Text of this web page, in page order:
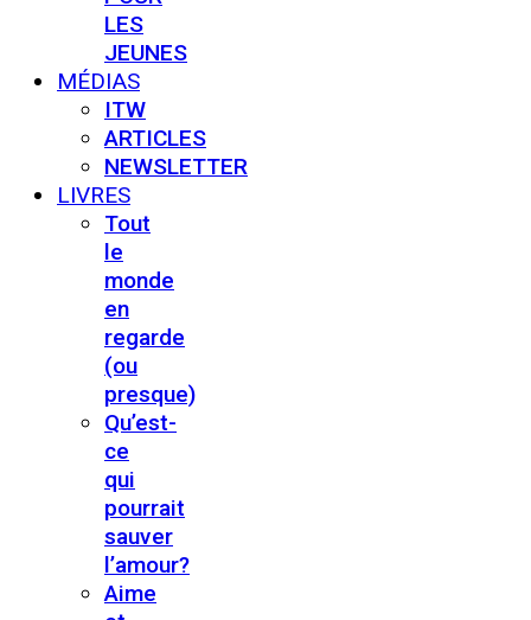
LES
JEUNES
MÉDIAS
ITW
ARTICLES
NEWSLETTER
LIVRES
Tout
le
monde
en
regarde
(ou
presque)
Qu’est-
ce
qui
pourrait
sauver
l’amour?
Aime